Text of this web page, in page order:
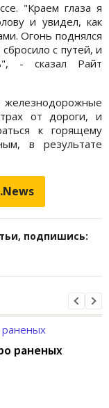
"Краем глаза я
и увидел, как
Огонь поднялся
с путей, и
- сказал Райт
железнодорожные
от дороги, и
к горящему
в результате
подпишись:
раненых